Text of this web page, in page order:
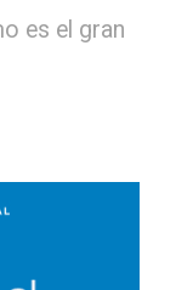
es el gran